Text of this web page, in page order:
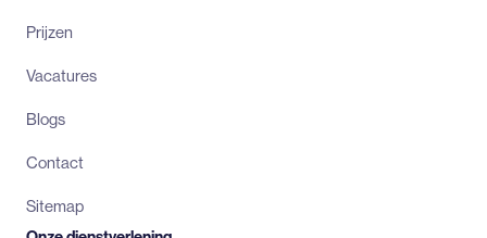
Prijzen
Vacatures
Blogs
Contact
Sitemap